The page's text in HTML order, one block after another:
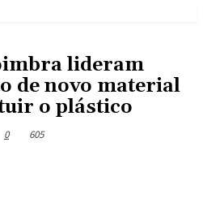
lideram
de novo material
o plástico
0 605